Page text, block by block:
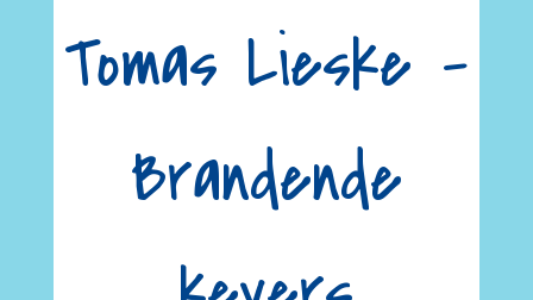
Tomas Lieske –
Brandende